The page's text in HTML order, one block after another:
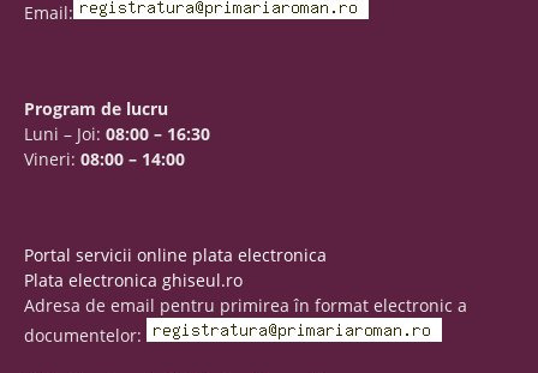
Email:
Program de lucru
Luni – Joi: 08:00 – 16:30
Vineri: 08:00 – 14:00
Portal servicii online plata electronica
Plata electronica ghiseul.ro
Adresa de email pentru primirea în format electronic a
documentelor: